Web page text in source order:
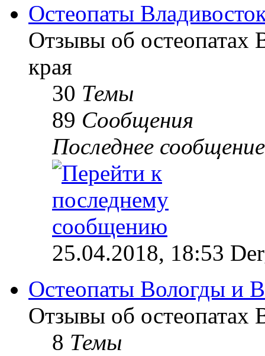
Остеопаты
Отзывы об остеопатах
края
30 Темы
89 Сообщения
Последнее сообщение
25.04.2018, 18:53
Остеопаты Вологды и
Отзывы об остеопатах
8 Темы